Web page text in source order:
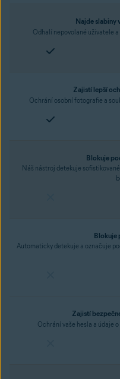
Najde slabiny
Odhalí nepovolané uživatele
Zajistí lepší
Ochrání osobní fotografie a
Blokuje
Náš nástroj detekuje
Blokuje
Automaticky detekuje a označuje
Zajistí
Ochrání vaše hesla a údaje